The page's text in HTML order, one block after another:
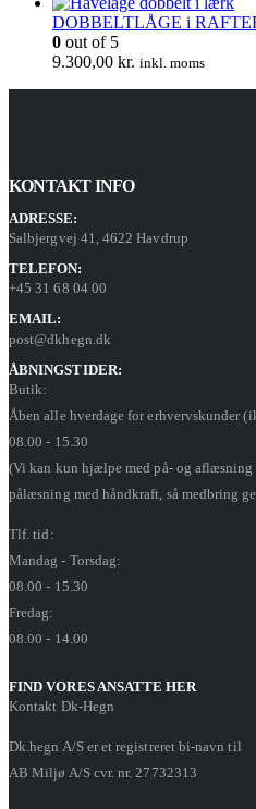
DOBBELTLÅGE i
0 out of 5
9.300,00 kr. inkl. moms
KONTAKT INFO
ADRESSE:
Salbjergvej 41, 4622 Havdrup
TELEFON:
+45 31 68 04 00
EMAIL:
post@dkhegn.dk
ÅBNINGSTIDER:
Butik:
Åben alle hverdage for erhvervskunder
08.00 - 15.30
(Vi kan kun hjælpe med på- og
pålæsning med håndkraft, så medbring
Tlf. tid:
Mandag - Torsdag:
08.00 - 15.30
Fredag:
08.00 - 14.00
FIND VORES ANSATTE HER
Kontakt Dk-Hegn
Dk.hegn A/S er et registreret bi-navn til
AB Miljø A/S cvr. nr. 27732313